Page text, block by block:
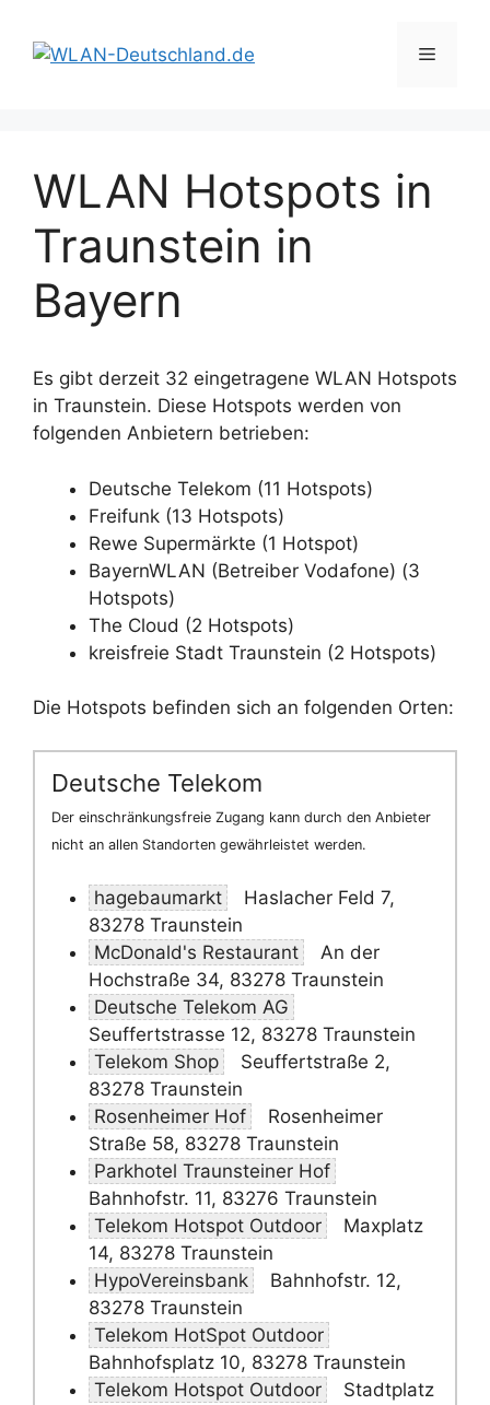
Inhalt
springen
Menü
WLAN Hotspots in
Traunstein in
Bayern
Es gibt derzeit 32 eingetragene WLAN Hotspots
in Traunstein. Diese Hotspots werden von
folgenden Anbietern betrieben:
Deutsche Telekom (11 Hotspots)
Freifunk (13 Hotspots)
Rewe Supermärkte (1 Hotspot)
BayernWLAN (Betreiber Vodafone) (3
Hotspots)
The Cloud (2 Hotspots)
kreisfreie Stadt Traunstein (2 Hotspots)
Die Hotspots befinden sich an folgenden Orten:
Deutsche Telekom
Der einschränkungsfreie Zugang kann durch den Anbieter
nicht an allen Standorten gewährleistet werden.
hagebaumarkt
Haslacher Feld 7,
83278 Traunstein
McDonald's Restaurant
An der
Hochstraße 34, 83278 Traunstein
Deutsche Telekom AG
Seuffertstrasse 12, 83278 Traunstein
Telekom Shop
Seuffertstraße 2,
83278 Traunstein
Rosenheimer Hof
Rosenheimer
Straße 58, 83278 Traunstein
Parkhotel Traunsteiner Hof
Bahnhofstr. 11, 83276 Traunstein
Telekom Hotspot Outdoor
Maxplatz
14, 83278 Traunstein
HypoVereinsbank
Bahnhofstr. 12,
83278 Traunstein
Telekom HotSpot Outdoor
Bahnhofsplatz 10, 83278 Traunstein
Telekom Hotspot Outdoor
Stadtplatz